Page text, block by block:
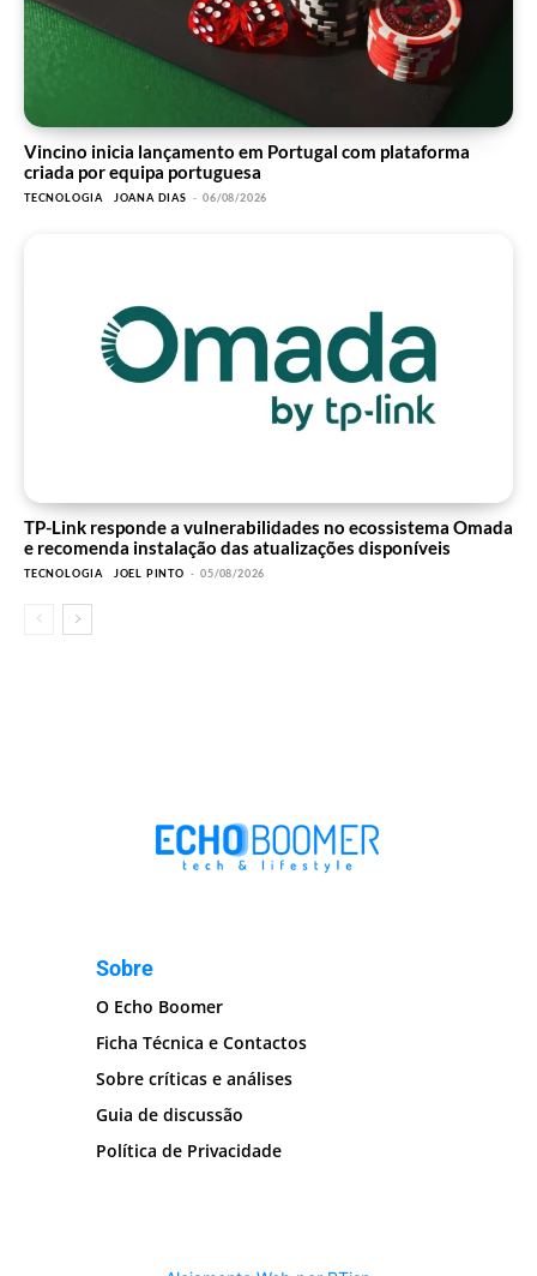
Vincino inicia lançamento em Portugal com plataforma
criada por equipa portuguesa
TECNOLOGIA JOANA DIAS - 06/08/2026
TP-Link responde a vulnerabilidades no ecossistema Omada
e recomenda instalação das atualizações disponíveis
TECNOLOGIA JOEL PINTO - 05/08/2026
Sobre
O Echo Boomer
Ficha Técnica e Contactos
Sobre críticas e análises
Guia de discussão
Política de Privacidade